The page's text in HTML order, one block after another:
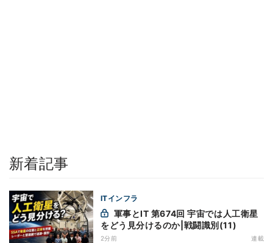
新着記事
ITインフラ
をどう見分けるのか|戦闘識別(11)
2分前 連載